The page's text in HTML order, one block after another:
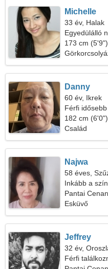
Michelle
33 év, Halak
Egyedülálló
173 cm
Danny
60 év, Ikrek
Férfi
182 cm
Család
Najwa
58 éves,
Inkább a
Pantai
Esküvő
Jeffrey
32 év,
Férfi